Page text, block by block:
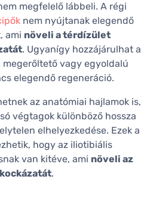
megfelelő lábbeli. A régi
nem nyújtanak elegendő
ami növeli a térdízület
. Ugyanígy hozzájárulhat a
vagy egyoldalú
elegendő regeneráció.
az anatómiai hajlamok is,
végtagok különböző hossza
elhelyezkedése. Ezek a
hogy az iliotibiális
van kitéve, ami növeli az
.